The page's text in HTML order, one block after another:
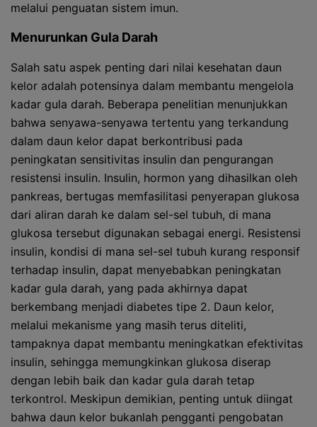
melalui penguatan sistem imun.
Menurunkan Gula Darah
Salah satu aspek penting dari nilai kesehatan daun
kelor adalah potensinya dalam membantu mengelola
kadar gula darah. Beberapa penelitian menunjukkan
bahwa senyawa-senyawa tertentu yang terkandung
dalam daun kelor dapat berkontribusi pada
peningkatan sensitivitas insulin dan pengurangan
resistensi insulin. Insulin, hormon yang dihasilkan oleh
pankreas, bertugas memfasilitasi penyerapan glukosa
dari aliran darah ke dalam sel-sel tubuh, di mana
glukosa tersebut digunakan sebagai energi. Resistensi
insulin, kondisi di mana sel-sel tubuh kurang responsif
terhadap insulin, dapat menyebabkan peningkatan
kadar gula darah, yang pada akhirnya dapat
berkembang menjadi diabetes tipe 2. Daun kelor,
melalui mekanisme yang masih terus diteliti,
tampaknya dapat membantu meningkatkan efektivitas
insulin, sehingga memungkinkan glukosa diserap
dengan lebih baik dan kadar gula darah tetap
terkontrol. Meskipun demikian, penting untuk diingat
bahwa daun kelor bukanlah pengganti pengobatan